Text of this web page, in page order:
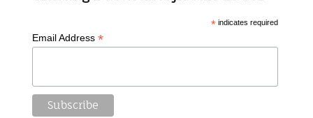
* indicates required
Email Address*